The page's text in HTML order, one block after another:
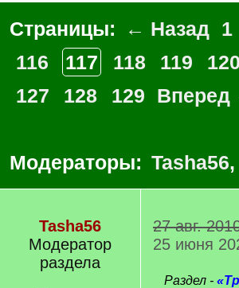
Страницы: ← Назад 1
116
117 118 119 120
127
128 129 Вперед
Модераторы: Tasha56,
Tasha56
Модератор
раздела
27 авг.
25 июня
Раздел -